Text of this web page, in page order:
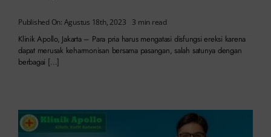
Published On: Agustus 18th, 2023 3 min read
Klinik Apollo, Jakarta – Para pria harus mengatasi disfungsi ereksi karena
dapat merusak keharmonisan bersama pasangan, salah satunya dengan
berbagai […]